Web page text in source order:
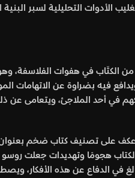
الأدوات التحليلية لسبر
هدف مهم وسهل للكثير من الكتّاب في
فيه بضراوة عن الاتهامات
في أحد الملاجئ، ويتعامى عن
الكتاب هجومًا وتهديدات
في الدفاع عن هذه الأفكار،